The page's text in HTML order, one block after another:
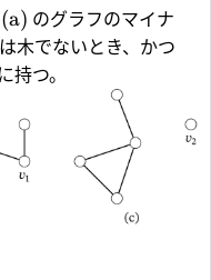
(a) のグラフのマイナ
木でないとき、かつ
持つ。